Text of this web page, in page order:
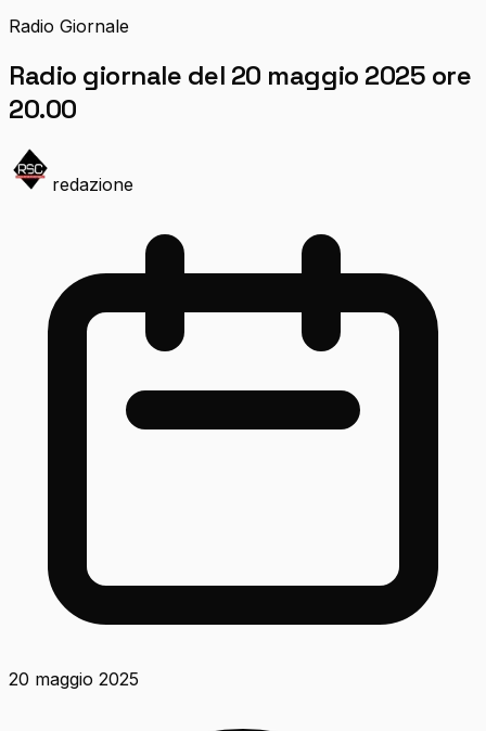
Radio Giornale
Radio giornale del 20 maggio 2025 ore
20.00
redazione
20 maggio 2025